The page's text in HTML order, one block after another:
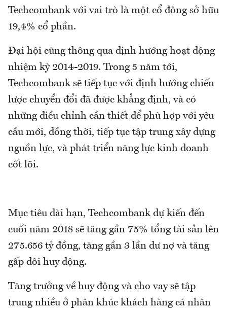
Techcombank với vai trò là một cổ đông sở hữu
19,4% cổ phần.
Đại hội cũng thông qua định hướng hoạt động
nhiệm kỳ 2014-2019. Trong 5 năm tới,
Techcombank sẽ tiếp tục với định hướng chiến
lược chuyển đổi đã được khẳng định, và có
những điều chỉnh cần thiết để phù hợp với yêu
cầu mới, đồng thời, tiếp tục tập trung xây dựng
nguồn lực, và phát triển năng lực kinh doanh
cốt lõi.
Mục tiêu dài hạn, Techcombank dự kiến đến
cuối năm 2018 sẽ tăng gần 75% tổng tài sản lên
275.656 tỷ đồng, tăng gần 3 lần dư nợ và tăng
gấp đôi huy động.
Tăng trưởng về huy động và cho vay sẽ tập
trung nhiều ở phân khúc khách hàng cá nhân